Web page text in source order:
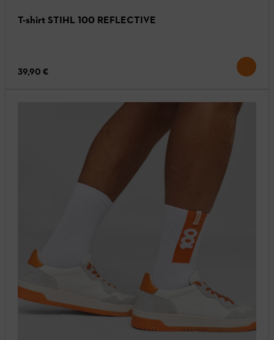
T-shirt STIHL 100 REFLECTIVE
39,90 €